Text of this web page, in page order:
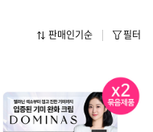
판매인기순 필터